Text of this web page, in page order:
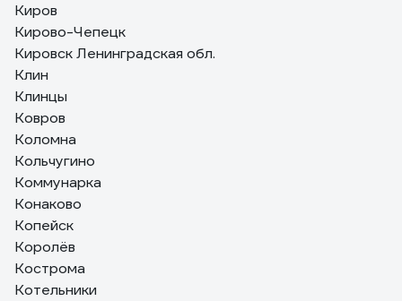
Киров
Кирово-Чепецк
Кировск Ленинградская обл.
Клин
Клинцы
Ковров
Коломна
Кольчугино
Коммунарка
Конаково
Копейск
Королёв
Кострома
Котельники